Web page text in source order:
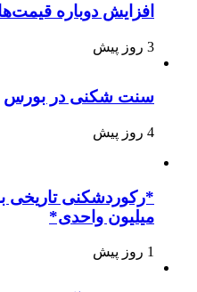
افزایش دوباره
3 روز پیش
سنت شکنی در بورس
4 روز پیش
میلیون واحدی*
1 روز پیش